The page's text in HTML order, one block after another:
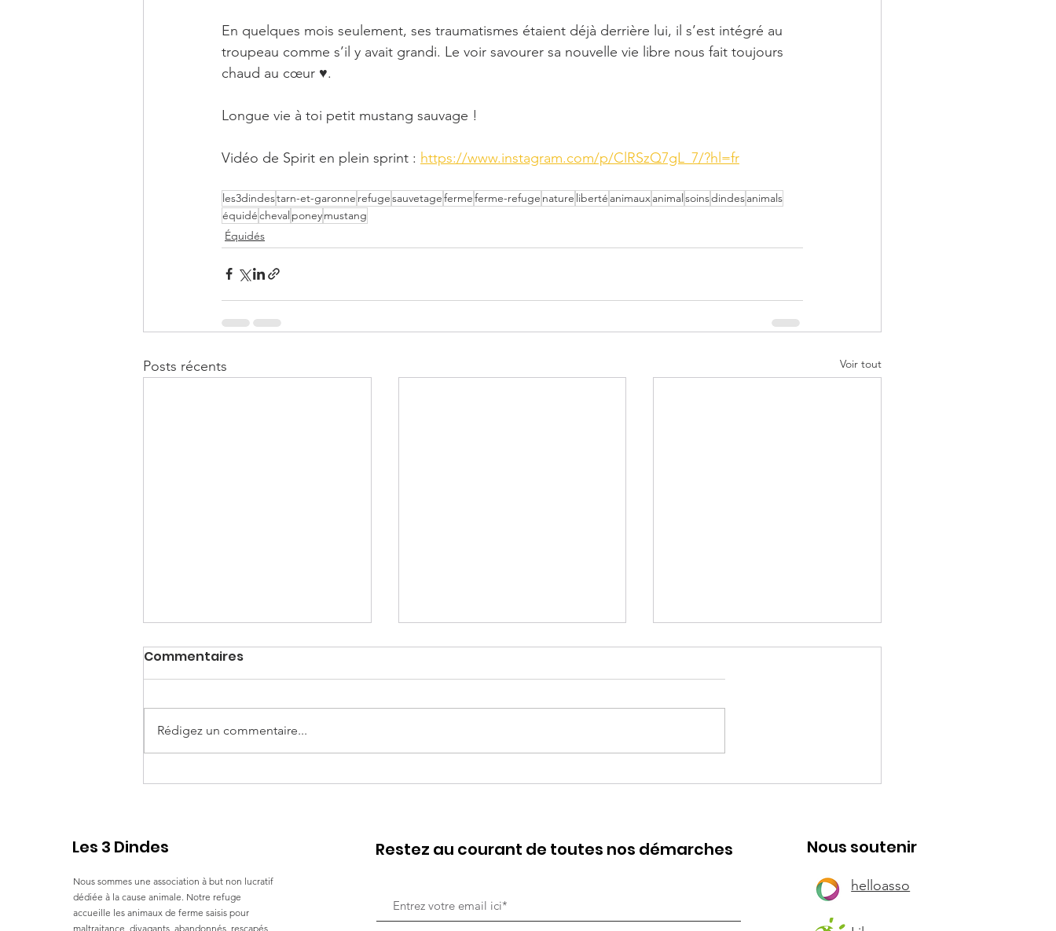
En quelques mois seulement, ses traumatismes étaient déjà derrière lui, il s’est intégré au
troupeau comme s’il y avait grandi. Le voir savourer sa nouvelle vie libre nous fait toujours
chaud au cœur ♥️.
Longue vie à toi petit mustang sauvage !
Vidéo de Spirit en plein sprint : https://www.instagram.com/p/ClRSzQ7gL_7/?hl=fr
les3dindestarn-et-garonne refugesauvetagefermeferme-refuge nature liberté animauxanimalsoinsdindesanimals
équidécheval poneymustang
Équidés
Posts récents Voir tout
Granola Voltige Hope
Commentaires
Rédigez un commentaire...
Les 3 Dindes
Nous sommes une association à but non lucratif
dédiée à la cause animale. Notre refuge
accueille les animaux de ferme saisis pour
maltraitance, divagants, abandonnés, rescapés
Restez au courant de toutes nos démarches Nous soutenir
helloasso